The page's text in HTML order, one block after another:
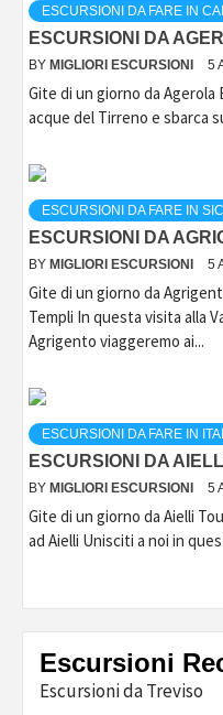
ESCURSIONI DA FARE IN
ESCURSIONI DA
BY MIGLIORI ESCURSIONI 5
Gite di un giorno da Agerola
acque del Tirreno e sbarca
ESCURSIONI DA FARE IN
ESCURSIONI DA
BY MIGLIORI ESCURSIONI 5
Gite di un giorno da
Templi In questa visita alla
Agrigento viaggeremo ai...
ESCURSIONI DA FARE IN
ESCURSIONI DA AIELLI
BY MIGLIORI ESCURSIONI 5
Gite di un giorno da Aielli
ad Aielli Unisciti a noi in
Escursioni
Escursioni da Treviso